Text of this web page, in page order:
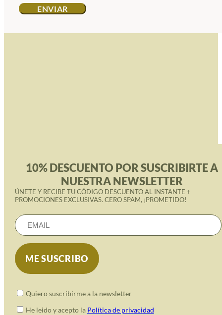
10% DESCUENTO POR SUSCRIBIRTE A
NUESTRA NEWSLETTER
ÚNETE Y RECIBE TU CÓDIGO DESCUENTO AL INSTANTE +
PROMOCIONES EXCLUSIVAS. CERO SPAM, ¡PROMETIDO!
Quiero suscribirme a la newsletter
He leido y acepto la Política de privacidad